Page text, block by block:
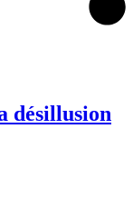
désillusion